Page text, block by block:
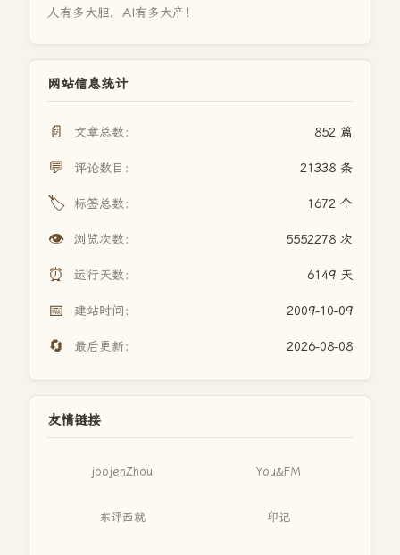
人有多大胆，AI有多大产！
网站信息统计
📄 文章总数： 852 篇
💬 评论数目： 21338 条
🏷️ 标签总数： 1672 个
👁️ 浏览次数： 5552278 次
⏰ 运行天数： 6149 天
📅 建站时间： 2009-10-09
🔄 最后更新： 2026-08-08
友情链接
joojenZhou You&FM
东评西就 印记